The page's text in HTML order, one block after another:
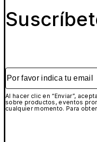
Por favor indica tu email
Al hacer clic en “Enviar”,
sobre productos, eventos
cualquier momento. Para